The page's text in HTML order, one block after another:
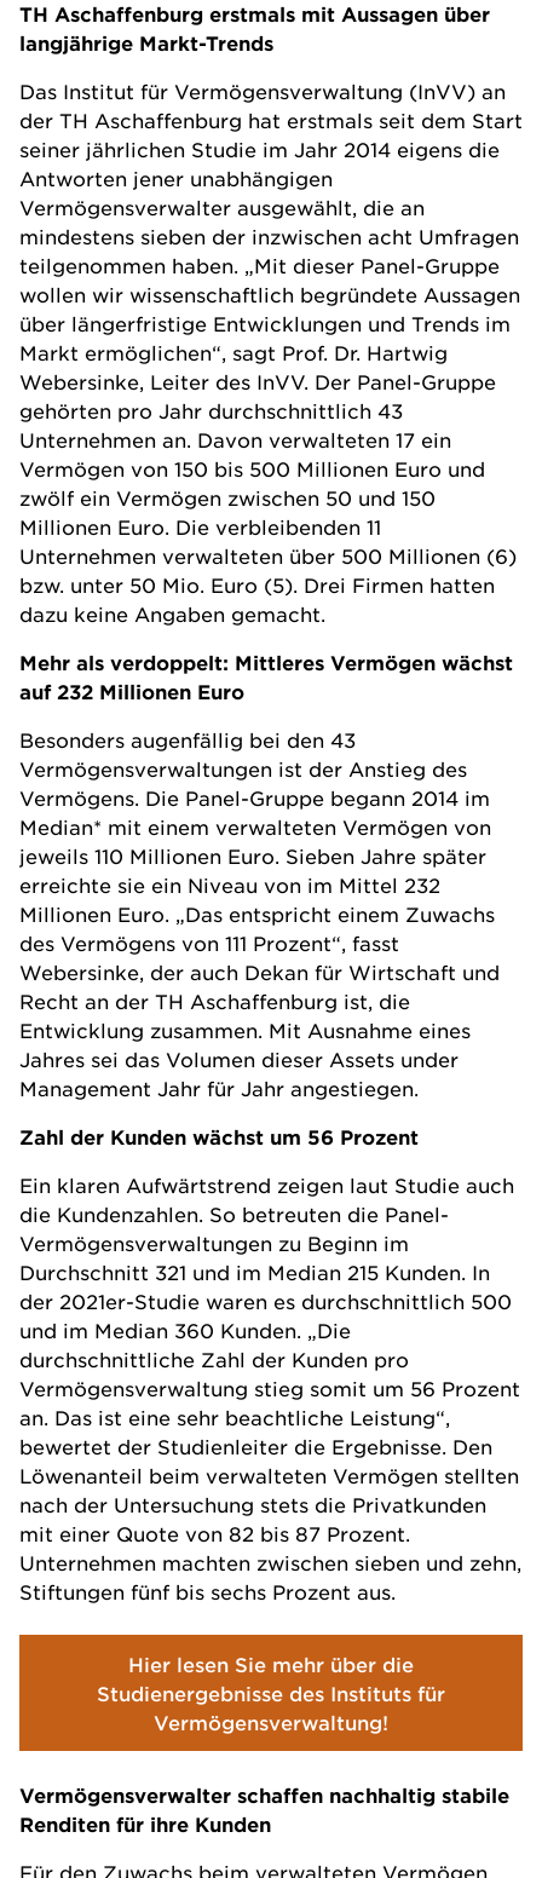
TH Aschaffenburg erstmals mit Aussagen über
langjährige Markt-Trends
Das Institut für Vermögensverwaltung (InVV) an
der TH Aschaffenburg hat erstmals seit dem Start
seiner jährlichen Studie im Jahr 2014 eigens die
Antworten jener unabhängigen
Vermögensverwalter ausgewählt, die an
mindestens sieben der inzwischen acht Umfragen
teilgenommen haben. „Mit dieser Panel-Gruppe
wollen wir wissenschaftlich begründete Aussagen
über längerfristige Entwicklungen und Trends im
Markt ermöglichen“, sagt Prof. Dr. Hartwig
Webersinke, Leiter des InVV. Der Panel-Gruppe
gehörten pro Jahr durchschnittlich 43
Unternehmen an. Davon verwalteten 17 ein
Vermögen von 150 bis 500 Millionen Euro und
zwölf ein Vermögen zwischen 50 und 150
Millionen Euro. Die verbleibenden 11
Unternehmen verwalteten über 500 Millionen (6)
bzw. unter 50 Mio. Euro (5). Drei Firmen hatten
dazu keine Angaben gemacht.
Mehr als verdoppelt: Mittleres Vermögen wächst
auf 232 Millionen Euro
Besonders augenfällig bei den 43
Vermögensverwaltungen ist der Anstieg des
Vermögens. Die Panel-Gruppe begann 2014 im
Median* mit einem verwalteten Vermögen von
jeweils 110 Millionen Euro. Sieben Jahre später
erreichte sie ein Niveau von im Mittel 232
Millionen Euro. „Das entspricht einem Zuwachs
des Vermögens von 111 Prozent“, fasst
Webersinke, der auch Dekan für Wirtschaft und
Recht an der TH Aschaffenburg ist, die
Entwicklung zusammen. Mit Ausnahme eines
Jahres sei das Volumen dieser Assets under
Management Jahr für Jahr angestiegen.
Zahl der Kunden wächst um 56 Prozent
Ein klaren Aufwärtstrend zeigen laut Studie auch
die Kundenzahlen. So betreuten die Panel-
Vermögensverwaltungen zu Beginn im
Durchschnitt 321 und im Median 215 Kunden. In
der 2021er-Studie waren es durchschnittlich 500
und im Median 360 Kunden. „Die
durchschnittliche Zahl der Kunden pro
Vermögensverwaltung stieg somit um 56 Prozent
an. Das ist eine sehr beachtliche Leistung“,
bewertet der Studienleiter die Ergebnisse. Den
Löwenanteil beim verwalteten Vermögen stellten
nach der Untersuchung stets die Privatkunden
mit einer Quote von 82 bis 87 Prozent.
Unternehmen machten zwischen sieben und zehn,
Stiftungen fünf bis sechs Prozent aus.
Hier lesen Sie mehr über die
Studienergebnisse des Instituts für
Vermögensverwaltung!
Vermögensverwalter schaffen nachhaltig stabile
Renditen für ihre Kunden
Für den Zuwachs beim verwalteten Vermögen